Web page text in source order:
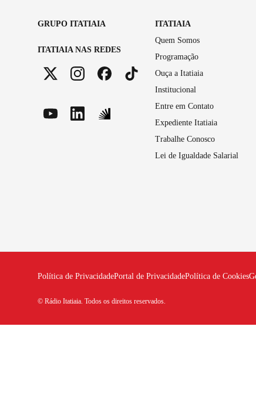
GRUPO ITATIAIA
ITATIAIA NAS REDES
ITATIAIA
Quem Somos
Programação
Ouça a Itatiaia
Institucional
Entre em Contato
Expediente Itatiaia
Trabalhe Conosco
Lei de Igualdade Salarial
Política de PrivacidadePortal de PrivacidadePolítica de Cookies
© Rádio Itatiaia. Todos os direitos reservados.